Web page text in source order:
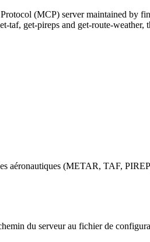
(MCP) server maintained by
get-pireps and get-route-
(METAR, TAF,
du serveur au fichier de